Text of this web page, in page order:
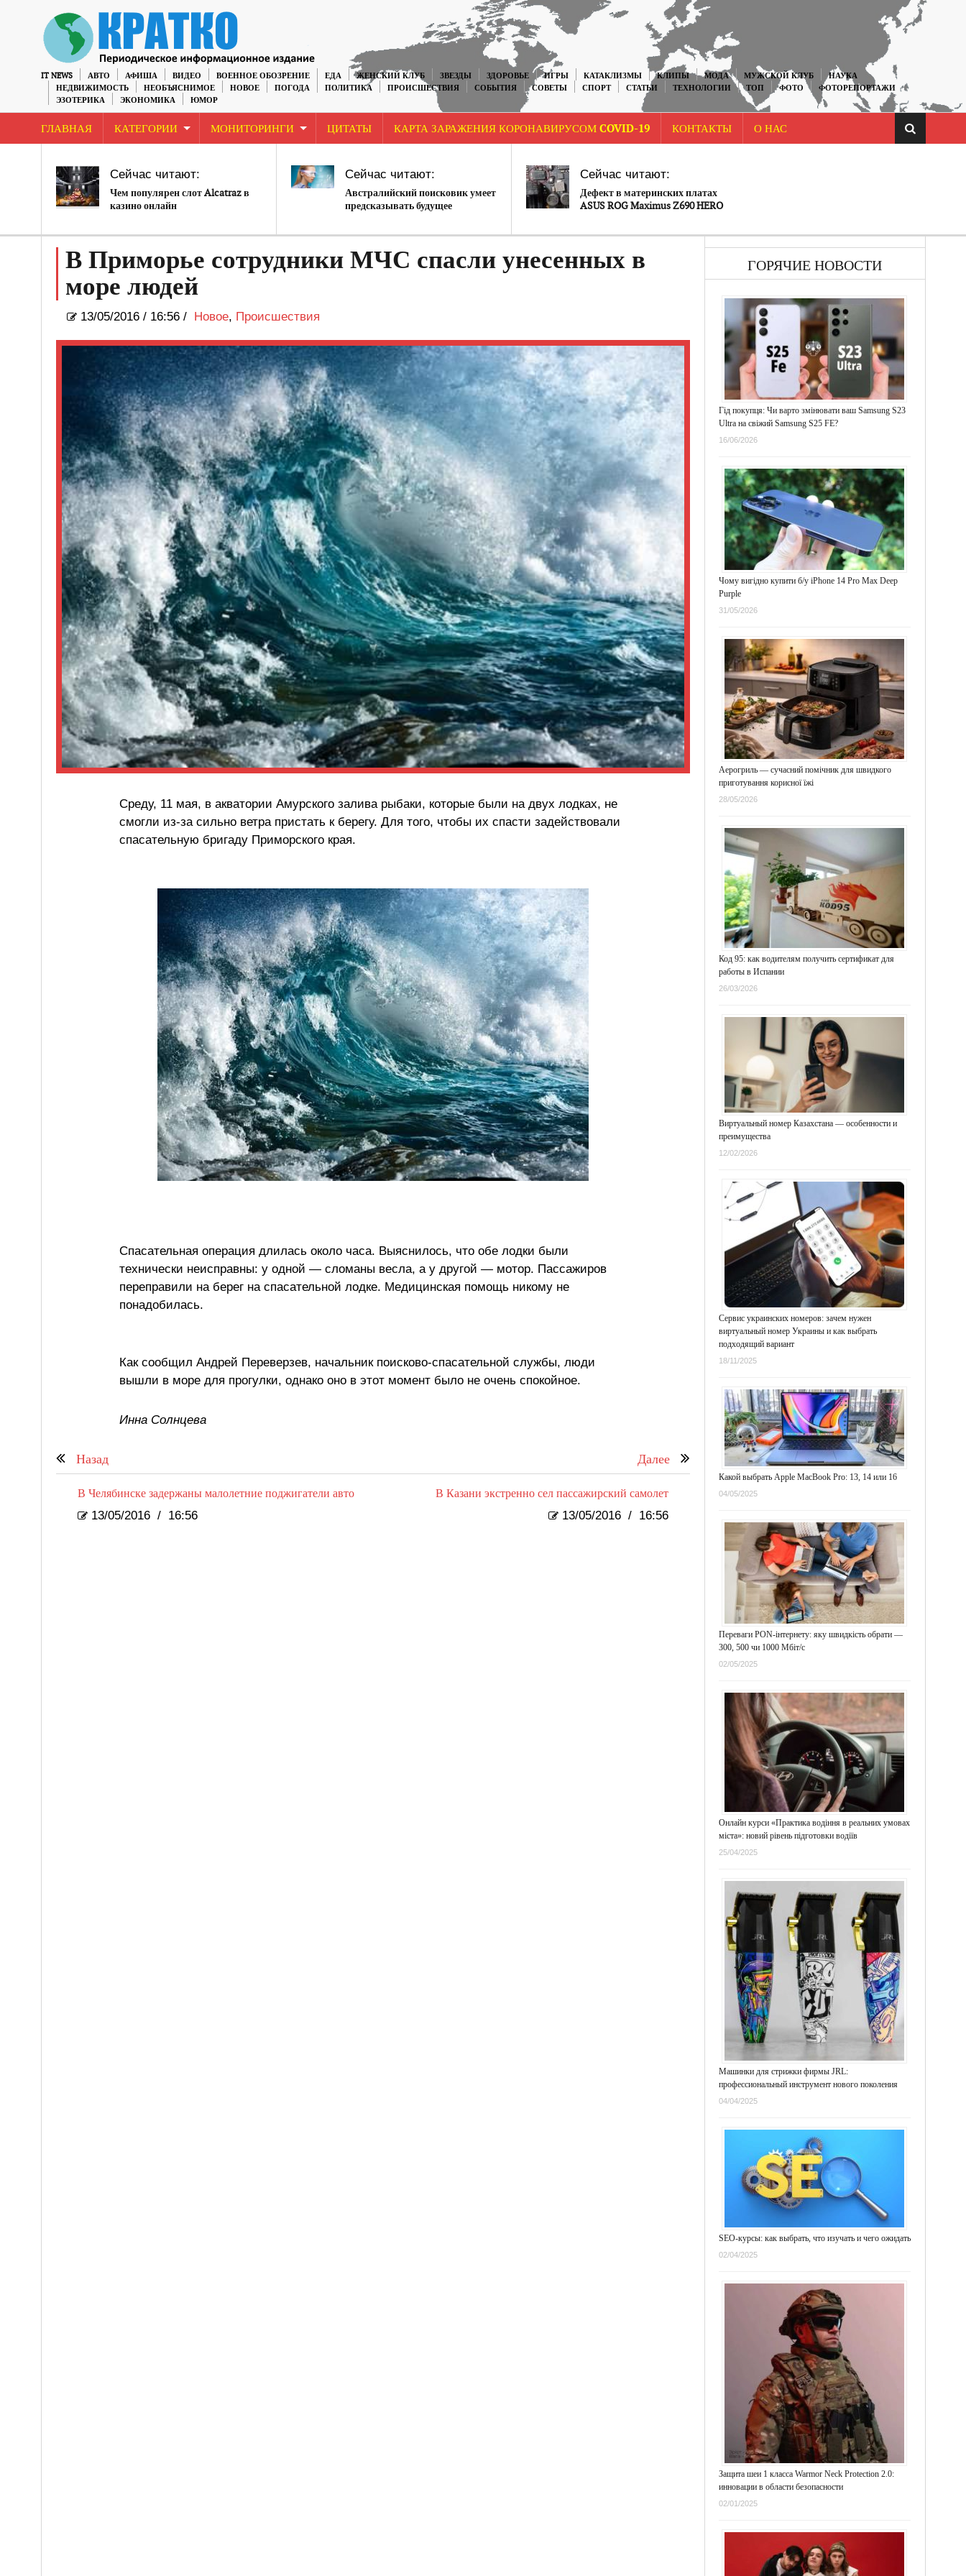
IT NEWS АВТО АФИША ВИДЕО ВОЕННОЕ ОБОЗРЕНИЕ ЕДА ЖЕНСКИЙ КЛУБ ЗВЕЗДЫ ЗДОРОВЬЕ ИГРЫ КАТАКЛИЗМЫ КЛИПЫ МОДА МУЖСКОЙ КЛУБ
НАУКА
НЕДВИЖИМОСТЬ
НЕОБЪЯСНИМОЕ НОВОЕ ПОГОДА ПОЛИТИКА ПРОИСШЕСТВИЯ СОБЫТИЯ СОВЕТЫ СПОРТ СТАТЬИ ТЕХНОЛОГИИ ТОП ФОТО
ФОТОРЕПОРТАЖИ
ЭЗОТЕРИКА
ЭКОНОМИКА ЮМОР
ГЛАВНАЯ КАТЕГОРИИ МОНИТОРИНГИ ЦИТАТЫ КАРТА ЗАРАЖЕНИЯ КОРОНАВИРУСОМ COVID-19 КОНТАКТЫ О НАС
Сейчас читают:
Чем популярен слот Alcatraz в
казино онлайн
Сейчас читают:
Австралийский поисковик умеет
предсказывать будущее
Сейчас читают:
Дефект в материнских платах
ASUS ROG Maximus Z690 HERO
53» или возгоранию
В Приморье сотрудники МЧС спасли унесенных в
море людей
13/05/2016/ 16:56 / Новое, Происшествия
Среду, 11 мая, в акватории Амурского залива рыбаки, которые были на двух лодках, не
смогли из-за сильно ветра пристать к берегу. Для того, чтобы их спасти задействовали
спасательную бригаду Приморского края.
Спасательная операция длилась около часа. Выяснилось, что обе лодки были
технически неисправны: у одной — сломаны весла, а у другой — мотор. Пассажиров
переправили на берег на спасательной лодке. Медицинская помощь никому не
понадобилась.
Как сообщил Андрей Переверзев, начальник поисково-спасательной службы, люди
вышли в море для прогулки, однако оно в этот момент было не очень спокойное.
Инна Солнцева
Назад Далее
В Челябинске задержаны малолетние поджигатели авто
13/05/2016 / 16:56
В Казани экстренно сел пассажирский самолет
13/05/2016 / 16:56
ГОРЯЧИЕ НОВОСТИ
Гід покупця: Чи варто змінювати ваш Samsung S23
Ultra на свіжий Samsung S25 FE?
16/06/2026
Чому вигідно купити б/у iPhone 14 Pro Max Deep
Purple
31/05/2026
Аерогриль — сучасний помічник для швидкого
приготування корисної їжі
28/05/2026
Код 95: как водителям получить сертификат для
работы в Испании
26/03/2026
Виртуальный номер Казахстана — особенности и
преимущества
12/02/2026
Сервис украинских номеров: зачем нужен
виртуальный номер Украины и как выбрать
подходящий вариант
18/11/2025
Какой выбрать Apple MacBook Pro: 13, 14 или 16
04/05/2025
Переваги PON-інтернету: яку швидкість обрати —
300, 500 чи 1000 Мбіт/с
02/05/2025
Онлайн курси «Практика водіння в реальних умовах
міста»: новий рівень підготовки водіїв
25/04/2025
Машинки для стрижки фирмы JRL:
профессиональный инструмент нового поколения
04/04/2025
SEO-курсы: как выбрать, что изучать и чего ожидать
02/04/2025
Защита шеи 1 класса Warmor Neck Protection 2.0:
инновации в области безопасности
02/01/2025